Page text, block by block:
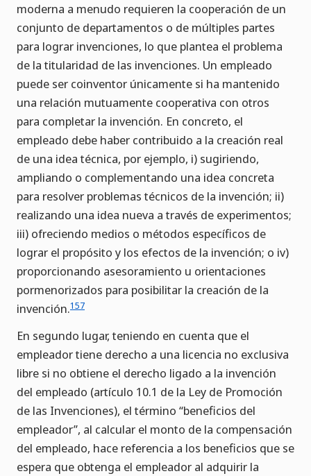
moderna a menudo requieren la cooperación de un
conjunto de departamentos o de múltiples partes
para lograr invenciones, lo que plantea el problema
de la titularidad de las invenciones. Un empleado
puede ser coinventor únicamente si ha mantenido
una relación mutuamente cooperativa con otros
para completar la invención. En concreto, el
empleado debe haber contribuido a la creación real
de una idea técnica, por ejemplo, i) sugiriendo,
ampliando o complementando una idea concreta
para resolver problemas técnicos de la invención; ii)
realizando una idea nueva a través de experimentos;
iii) ofreciendo medios o métodos específicos de
lograr el propósito y los efectos de la invención; o iv)
proporcionando asesoramiento u orientaciones
pormenorizados para posibilitar la creación de la
invención.157
En segundo lugar, teniendo en cuenta que el
empleador tiene derecho a una licencia no exclusiva
libre si no obtiene el derecho ligado a la invención
del empleado (artículo 10.1 de la Ley de Promoción
de las Invenciones), el término “beneficios del
empleador”, al calcular el monto de la compensación
del empleado, hace referencia a los beneficios que se
espera que obtenga el empleador al adquirir la